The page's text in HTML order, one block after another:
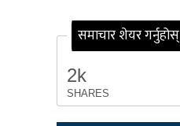
समाचार शेयर गर्नुहोस्
2k
SHARES